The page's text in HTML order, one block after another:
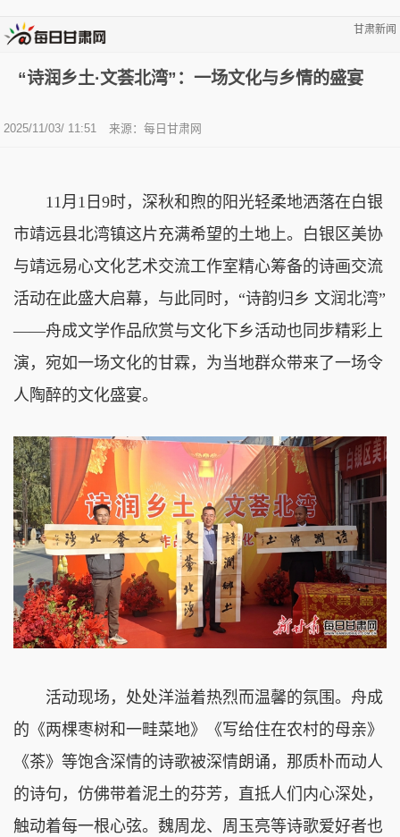
甘肃新闻
“诗润乡土·文荟北湾”：一场文化与乡情的盛宴
2025/11/03/ 11:51 来源： 每日甘肃网
11月1日9时，深秋和煦的阳光轻柔地洒落在白银
市靖远县北湾镇这片充满希望的土地上。白银区美协
与靖远易心文化艺术交流工作室精心筹备的诗画交流
活动在此盛大启幕，与此同时，“诗韵归乡 文润北湾”
——舟成文学作品欣赏与文化下乡活动也同步精彩上
演，宛如一场文化的甘霖，为当地群众带来了一场令
人陶醉的文化盛宴。
活动现场，处处洋溢着热烈而温馨的氛围。舟成
的《两棵枣树和一畦菜地》《写给住在农村的母亲》
《茶》等饱含深情的诗歌被深情朗诵，那质朴而动人
的诗句，仿佛带着泥土的芬芳，直抵人们内心深处，
触动着每一根心弦。魏周龙、周玉亮等诗歌爱好者也